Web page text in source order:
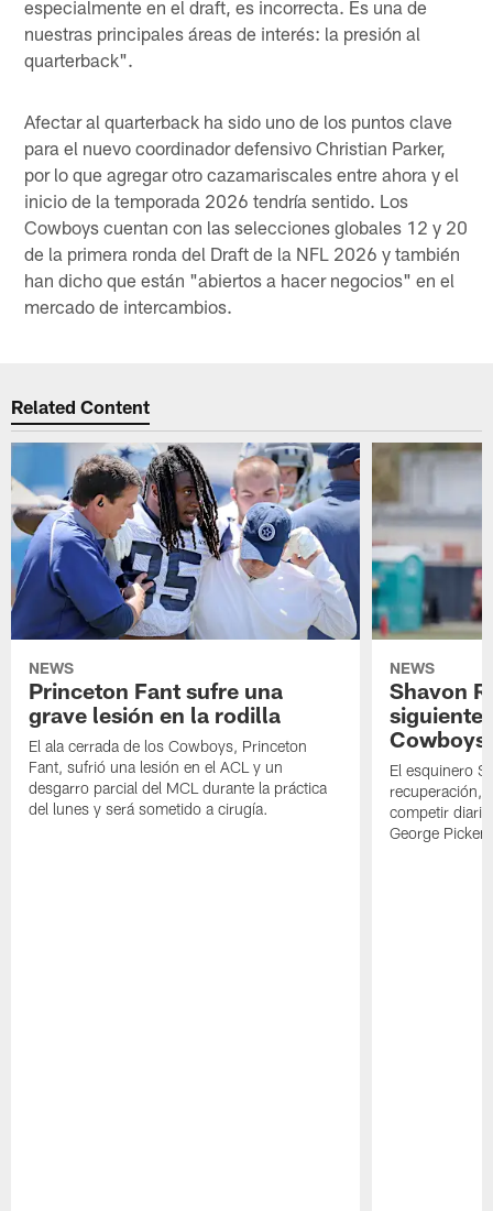
especialmente en el draft, es incorrecta. Es una de
nuestras principales áreas de interés: la presión al
quarterback".
Afectar al quarterback ha sido uno de los puntos clave
para el nuevo coordinador defensivo Christian Parker,
por lo que agregar otro cazamariscales entre ahora y el
inicio de la temporada 2026 tendría sentido. Los
Cowboys cuentan con las selecciones globales 12 y 20
de la primera ronda del Draft de la NFL 2026 y también
han dicho que están "abiertos a hacer negocios" en el
mercado de intercambios.
Related Content
NEWS
Princeton Fant sufre una
grave lesión en la rodilla
El ala cerrada de los Cowboys, Princeton
Fant, sufrió una lesión en el ACL y un
desgarro parcial del MCL durante la práctica
del lunes y será sometido a cirugía.
NEWS
Shavon
siguiente
Cowboys
El esquinero
recuperación,
competir
George